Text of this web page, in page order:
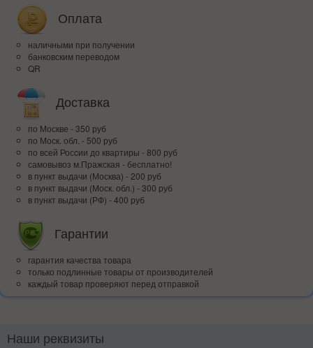
Оплата
наличными при получении
банковским переводом
QR
Доставка
по Москве - 350 руб
по Моск. обл. - 500 руб
по всей Росcии до квартиры - 800 руб
самовывоз м.Пражская - бесплатно!
в пункт выдачи (Москва) - 200 руб
в пункт выдачи (Моск. обл.) - 300 руб
в пункт выдачи (РФ) - 400 руб
Гарантии
гарантия качества товара
только подлинные товары от производителей
каждый товар проверяют перед отправкой
Наши реквизиты